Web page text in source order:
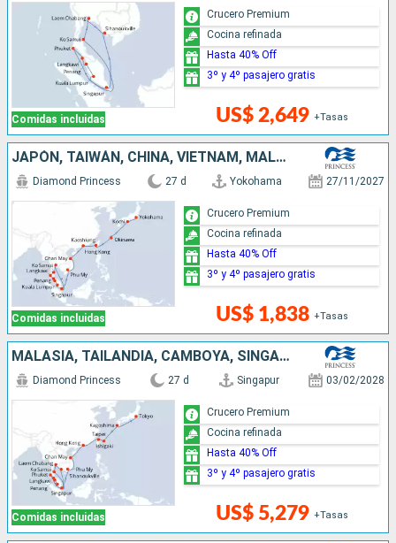
Comidas incluidas US$ 2,649 +Tasas
Crucero Premium
Cocina refinada
Hasta 40% Off
3º y 4º pasajero gratis
JAPÓN, TAIWÁN, CHINA, VIETNAM, MALASIA, TAILANDIA, SINGAPUR
Comidas incluidas
Diamond Princess 27 d Yokohama 27/11/2027
US$ 1,838 +Tasas
Crucero Premium
Cocina refinada
Hasta 40% Off
3º y 4º pasajero gratis
MALASIA, TAILANDIA, CAMBOYA, SINGAPUR, VIETNAM, CHINA, TAIWÁN, JAPÓN
Comidas incluidas
Diamond Princess 27 d Singapur 03/02/2028
US$ 5,279 +Tasas
Crucero Premium
Cocina refinada
Hasta 40% Off
3º y 4º pasajero gratis